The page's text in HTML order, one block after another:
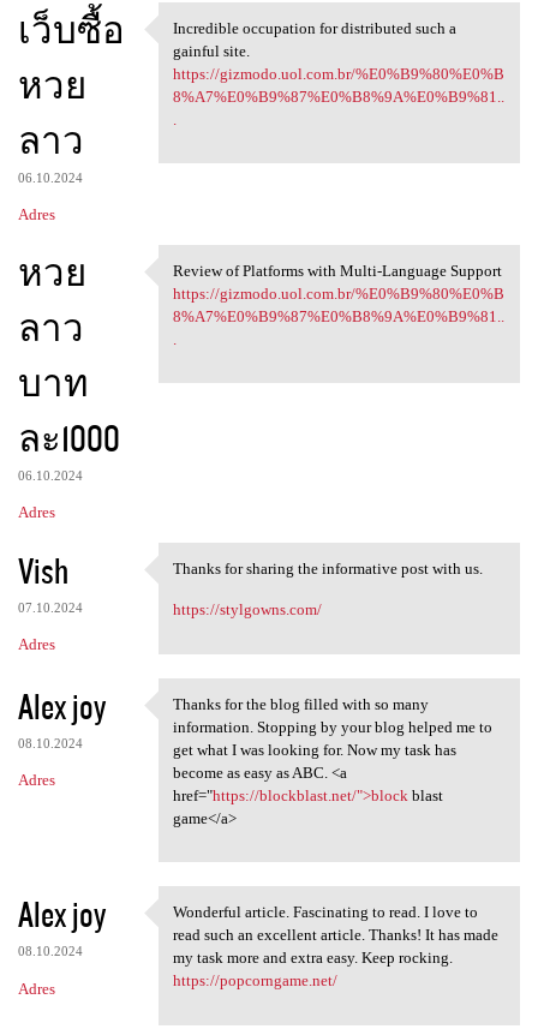
เว็บซื้อ
หวย
ลาว
06.10.2024
Adres
Incredible occupation for
Incredible occupation for distributed such a
gainful site.
https://gizmodo.uol.com.br/%E0%B9%80%E0%B
8%A7%E0%B9%87%E0%B8%9A%E0%B9%81..
หวย
ลาว
บาท
ละ1000
06.10.2024
Adres
Review of Platforms with
Review of Platforms with Multi-Language Support
https://gizmodo.uol.com.br/%E0%B9%80%E0%B
8%A7%E0%B9%87%E0%B8%9A%E0%B9%81..
Vish
07.10.2024
Adres
Thanks for sharing the
Thanks for sharing the informative post with us.
https://stylgowns.com/
Alex joy
08.10.2024
Adres
Thanks for the blog filled
Thanks for the blog filled with so many
information. Stopping by your blog helped me to
get what I was looking for. Now my task has
become as easy as ABC. <a
href="https://blockblast.net/">block blast
game</a>
Alex joy
08.10.2024
Adres
Wonderful article.
Wonderful article. Fascinating to read. I love to
read such an excellent article. Thanks! It has made
my task more and extra easy. Keep rocking.
https://popcorngame.net/